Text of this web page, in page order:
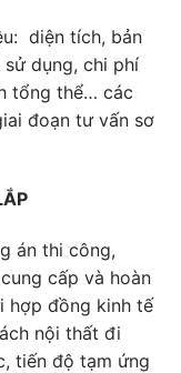
diện tích, bản
dụng, chi phí
tổng thể… các
đoạn tư vấn sơ
án thi công,
cấp và hoàn
hợp đồng kinh tế
nội thất đi
tiến độ tạm ứng